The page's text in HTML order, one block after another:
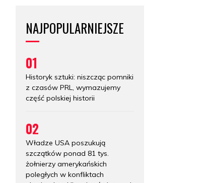
NAJPOPULARNIEJSZE
01
Historyk sztuki: niszcząc pomniki
z czasów PRL, wymazujemy
część polskiej historii
02
Władze USA poszukują
szczątków ponad 81 tys.
żołnierzy amerykańskich
poległych w konfliktach